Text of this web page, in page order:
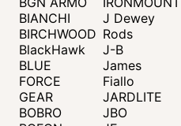
BIANCHI
BIRCHWOOD
BlackHawk
BLUE
FORCE
GEAR
BOBRO
J Dewey
Rods
J-B
James
Fiallo
JARDLITE
JBO